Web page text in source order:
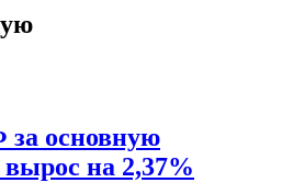
основную
на 2,37%